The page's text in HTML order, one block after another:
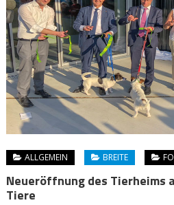
ALLGEMEIN BREITE
Neueröffnung des Tierheims
Tiere